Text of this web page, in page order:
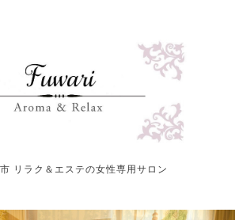
リラク＆エステの女性専用サロン